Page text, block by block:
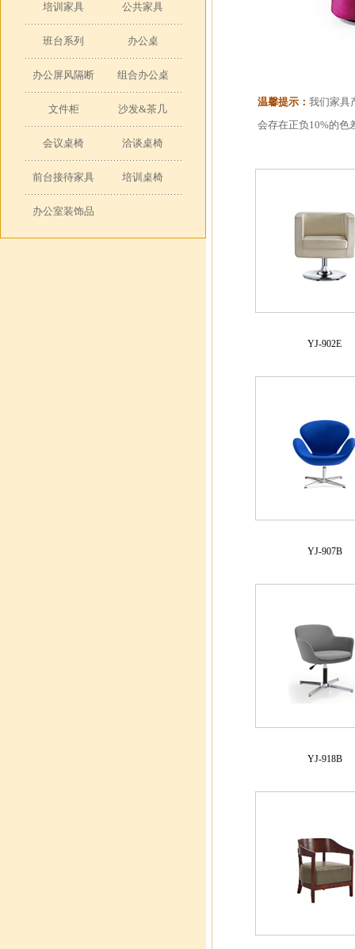
培训家具 公共家具
班台系列 办公桌
办公屏风隔断 组合办公桌
文件柜 沙发&茶几
会议桌椅 洽谈桌椅
前台接待家具 培训桌椅
办公室装饰品
温馨提示： 我们家具
会存在正负10%的色
YJ-902E
YJ-907B
YJ-918B